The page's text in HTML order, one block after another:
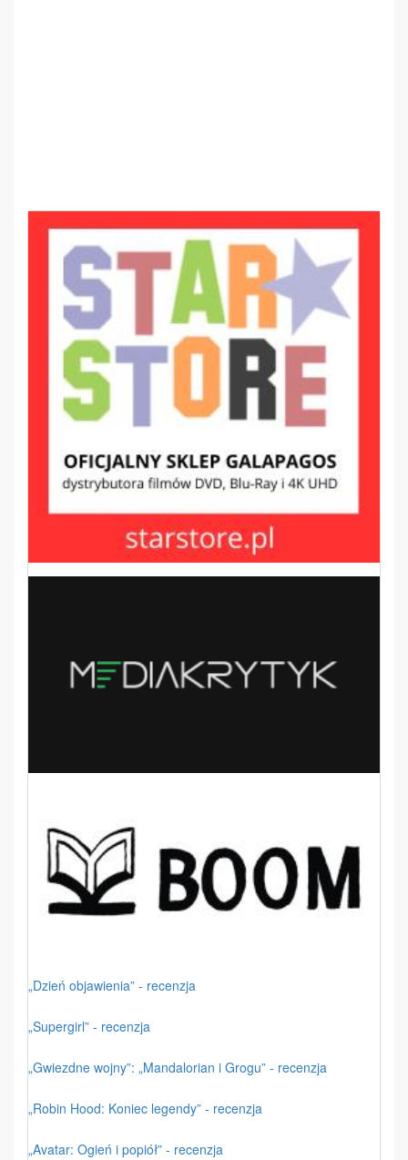
„Dzień objawienia” - recenzja
„Supergirl” - recenzja
„Gwiezdne wojny”: „Mandalorian i Grogu” - recenzja
„Robin Hood: Koniec legendy” - recenzja
„Avatar: Ogień i popiół” - recenzja